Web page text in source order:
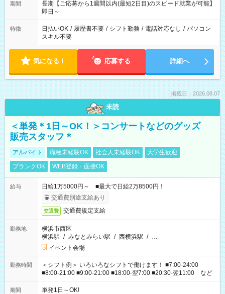
期間
長期【ご応募から1週間以内(最短2日目)のスピード就業が可能】
即日～
特徴 日払いOK / 履歴書不要 / シフト勤務 / 電話対応なし / パソコン
スキル不要
気になる！ 応募する 詳細へ
掲載日：2026.08.07
未読
＜単発＊1日～OK！＞コンサートなどのグッズ
販売スタッフ＊
アルバイト 職種未経験OK 社会人未経験OK
大学生歓迎
ブランクOK
WEB登録・面接OK
給与
日給1万5000円～ ■最大で日給2万8500円！
交通費別途支給あり
交通費 交通費規定支給
勤務地
横浜市西区
横浜駅 / みなとみらい駅 / 西横浜駅 / …
イベント会場
勤務時間
＜シフト例＞ いろいろなシフトで働けます！ ■7:00-24:00
■8:00-21:00 ■9:00-21:00 ■18:00-翌7:00 ■20:30-翌11:00 など
期間 単発1日～OK!